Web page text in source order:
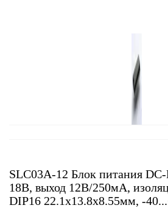
SLC03A-12 Блок питания
18В, выход 12В/250мА,
DIP16 22.1х13.8х8.55мм, -